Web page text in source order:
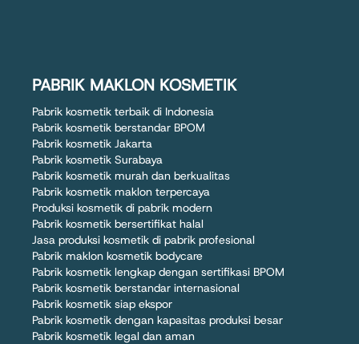
PABRIK MAKLON KOSMETIK
Pabrik kosmetik terbaik di Indonesia
Pabrik kosmetik berstandar BPOM
Pabrik kosmetik Jakarta
Pabrik kosmetik Surabaya
Pabrik kosmetik murah dan berkualitas
Pabrik kosmetik maklon terpercaya
Produksi kosmetik di pabrik modern
Pabrik kosmetik bersertifikat halal
Jasa produksi kosmetik di pabrik profesional
Pabrik maklon kosmetik bodycare
Pabrik kosmetik lengkap dengan sertifikasi BPOM
Pabrik kosmetik berstandar internasional
Pabrik kosmetik siap ekspor
Pabrik kosmetik dengan kapasitas produksi besar
Pabrik kosmetik legal dan aman